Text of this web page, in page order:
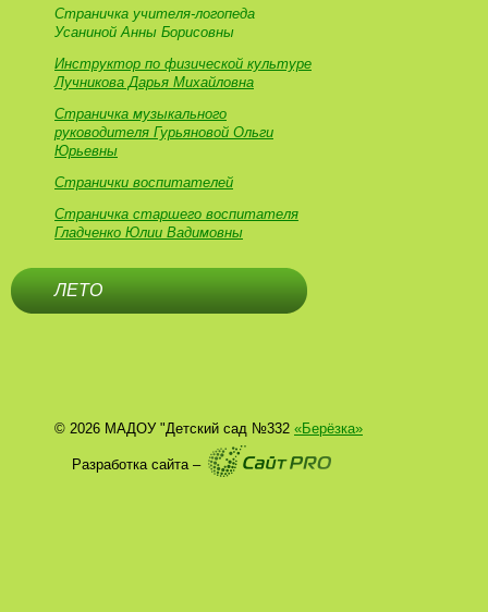
Страничка учителя-логопеда
Усаниной Анны Борисовны
Инструктор по физической культуре
Лучникова Дарья Михайловна
Страничка музыкального
руководителя Гурьяновой Ольги
Юрьевны
Странички воспитателей
Страничка старшего воспитателя
Гладченко Юлии Вадимовны
ЛЕТО
© 2026 МАДОУ "Детский сад №332 «Берёзка»
Разработка сайта –